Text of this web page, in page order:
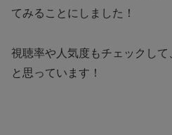
てみることにしました！
視聴率や人気度もチェックして
と思っています！